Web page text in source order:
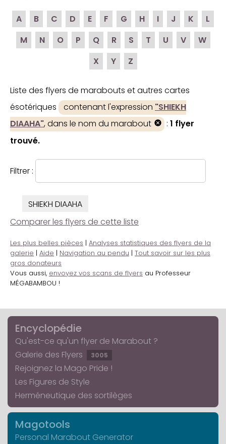
A B C D E F G H I J K
L
M
N O P Q R S T U V
W
X
Y Z
Liste des flyers de marabouts et autres cartes
ésotériques
contenant l'expression "SHIEKH
DIAAHA", dans le nom du marabout : 1 flyer
trouvé.
Filtrer :
SHIEKH DIAAHA
Comparer les flyers de cette liste
Les plus belles pièces | Analyses statistiques des flyers de la
galerie | Aide | Navigation au pendu | Tout savoir sur les plus
gros donateurs
Vous aussi, envoyez vos scans de flyers au Professeur
MÉGABAMBOU !
Encyclopédie
Qu'est-ce qu'un flyer de Marabout ?
Galerie des Flyers
3005
Rejoignez la Mago Pride !
Les Figures de Style
Herméneutique des sortilèges
Magotools
Personal Marabout Generator